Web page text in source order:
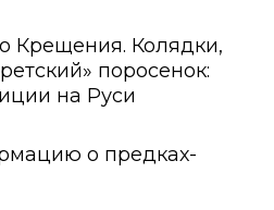
Крещения. Колядки,
поросенок:
на Руси
о предках-